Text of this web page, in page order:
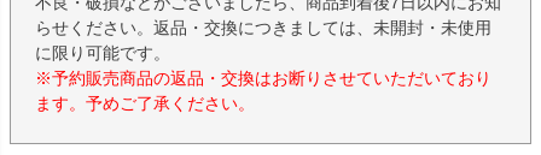
らせください。返品・交換につきましては、未開封・未使用
に限り可能です。
※予約販売商品の返品・交換はお断りさせていただいており
ます。予めご了承ください。